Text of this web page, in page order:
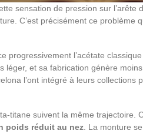
sensation de pression sur l’arête
C’est précisément ce problème
progressivement l’acétate
léger, et sa fabrication génère
l’ont intégré à leurs collections
titane suivent la même trajectoire.
poids réduit au nez. La monture